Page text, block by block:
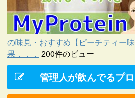
の味見・おすすめ【ピーチティー
果．．． 200件のビュー
管理人が飲んでるプ